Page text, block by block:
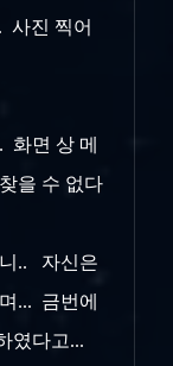
사진 찍어
화면 상 메
을 수 없다
.. 자신은
... 금번에
였다고...